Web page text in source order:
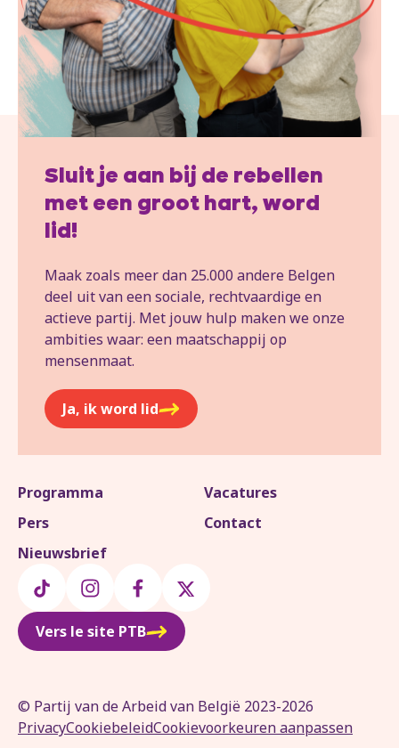
Sluit je aan bij de rebellen
met een groot hart, word
lid!
Maak zoals meer dan 25.000 andere Belgen
deel uit van een sociale, rechtvaardige en
actieve partij. Met jouw hulp maken we onze
ambities waar: een maatschappij op
mensenmaat.
Ja, ik word lid
Programma
Vacatures
Pers
Contact
Nieuwsbrief
Vers le site PTB
© Partij van de Arbeid van België 2023-2026
PrivacyCookiebeleidCookievoorkeuren aanpassen